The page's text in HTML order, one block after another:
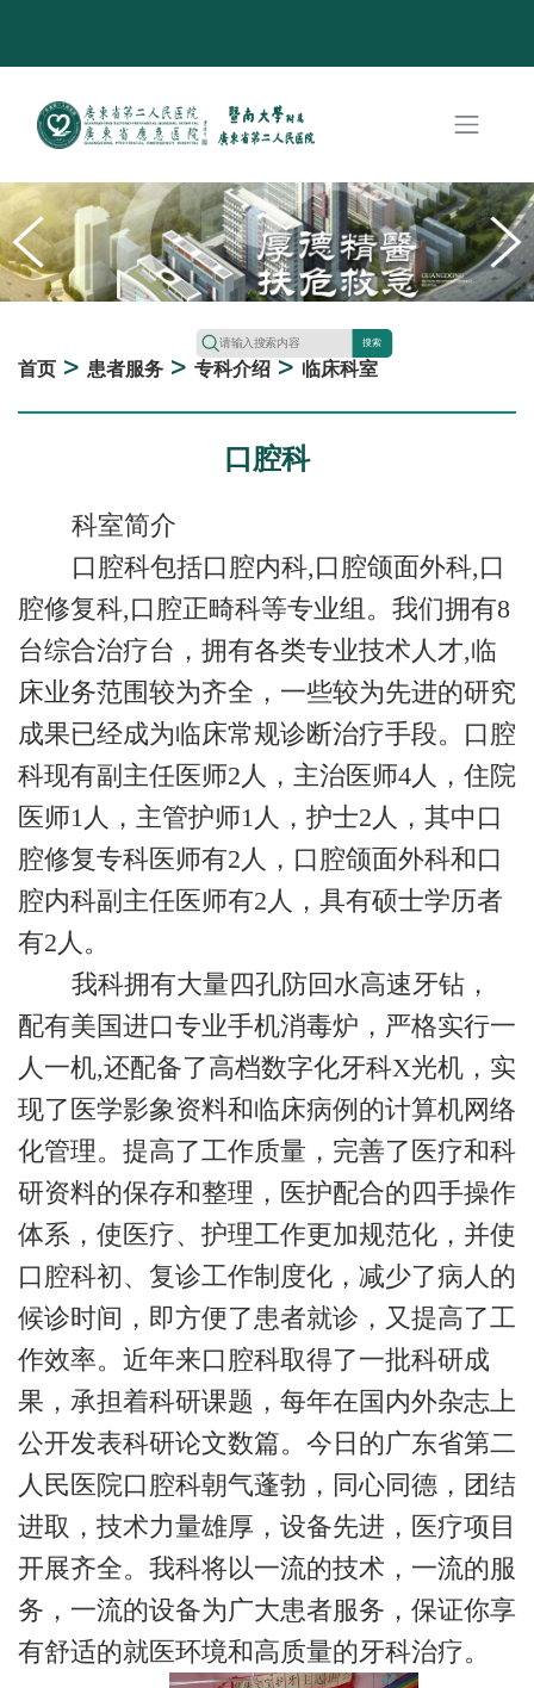
搜索
首页 > 患者服务 > 专科介绍 >临床科室
口腔科
科室简介
口腔科包括口腔内科,口腔颌面外科,口
腔修复科,口腔正畸科等专业组。我们拥有8
台综合治疗台，拥有各类专业技术人才,临
床业务范围较为齐全，一些较为先进的研究
成果已经成为临床常规诊断治疗手段。口腔
科现有副主任医师2人，主治医师4人，住院
医师1人，主管护师1人，护士2人，其中口
腔修复专科医师有2人，口腔颌面外科和口
腔内科副主任医师有2人，具有硕士学历者
有2人。
我科拥有大量四孔防回水高速牙钻，
配有美国进口专业手机消毒炉，严格实行一
人一机,还配备了高档数字化牙科X光机，实
现了医学影象资料和临床病例的计算机网络
化管理。提高了工作质量，完善了医疗和科
研资料的保存和整理，医护配合的四手操作
体系，使医疗、护理工作更加规范化，并使
口腔科初、复诊工作制度化，减少了病人的
候诊时间，即方便了患者就诊，又提高了工
作效率。近年来口腔科取得了一批科研成
果，承担着科研课题，每年在国内外杂志上
公开发表科研论文数篇。今日的广东省第二
人民医院口腔科朝气蓬勃，同心同德，团结
进取，技术力量雄厚，设备先进，医疗项目
开展齐全。我科将以一流的技术，一流的服
务，一流的设备为广大患者服务，保证你享
有舒适的就医环境和高质量的牙科治疗。